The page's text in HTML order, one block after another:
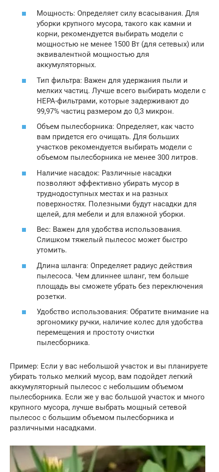
Мощность: Определяет силу всасывания. Для
уборки крупного мусора, такого как камни и
корни, рекомендуется выбирать модели с
мощностью не менее 1500 Вт (для сетевых) или
эквивалентной мощностью для
аккумуляторных.
Тип фильтра: Важен для удержания пыли и
мелких частиц. Лучше всего выбирать модели с
HEPA-фильтрами, которые задерживают до
99,97% частиц размером до 0,3 микрон.
Объем пылесборника: Определяет, как часто
вам придется его очищать. Для больших
участков рекомендуется выбирать модели с
объемом пылесборника не менее 300 литров.
Наличие насадок: Различные насадки
позволяют эффективно убирать мусор в
труднодоступных местах и на разных
поверхностях. Полезными будут насадки для
щелей, для мебели и для влажной уборки.
Вес: Важен для удобства использования.
Слишком тяжелый пылесос может быстро
утомить.
Длина шланга: Определяет радиус действия
пылесоса. Чем длиннее шланг, тем больше
площадь вы сможете убрать без переключения
розетки.
Удобство использования: Обратите внимание на
эргономику ручки, наличие колес для удобства
перемещения и простоту очистки
пылесборника.
Пример: Если у вас небольшой участок и вы планируете
убирать только мелкий мусор, вам подойдет легкий
аккумуляторный пылесос с небольшим объемом
пылесборника. Если же у вас большой участок и много
крупного мусора, лучше выбрать мощный сетевой
пылесос с большим объемом пылесборника и
различными насадками.